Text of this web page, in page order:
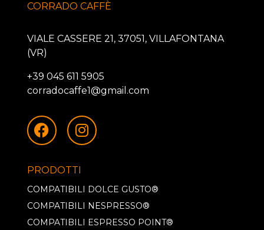
CORRADO CAFFÈ
VIALE CASSERE 21, 37051, VILLAFONTANA
(VR)
+39 045 611 5905
corradocaffe1@gmail.com
PRODOTTI
COMPATIBILI DOLCE GUSTO®
COMPATIBILI NESPRESSO®
COMPATIBILI ESPRESSO POINT®